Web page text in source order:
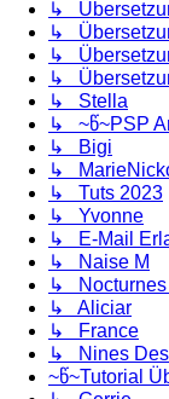
↳
↳
↳
↳
↳ Stella
↳ ~წ~PSP
↳ Bigi
↳
↳ Tuts 2023
↳ Yvonne
↳ E-Mail
↳ Naise M
↳ Nocturnes
↳ Aliciar
↳ France
↳ Nines
~წ~Tutorial